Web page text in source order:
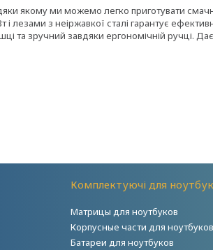
якому ми можемо легко приготувати
лезами з неіржавкої сталі гарантує
та зручний завдяки ергономічній ручці.
Комплектуючі для
Матрицы для ноутбуков
Корпусные части для ноутбуков
Батареи для ноутбуков